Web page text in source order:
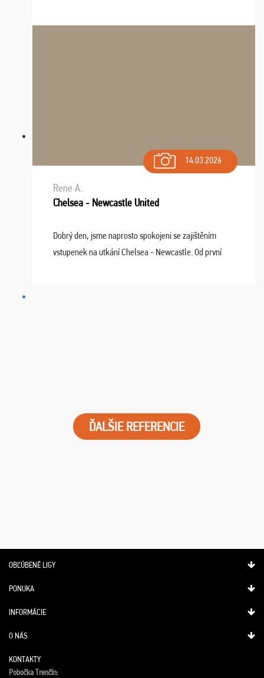
spokojnosti. Sedenie bolo dobré, štadión Barnabéu ...
14.03.2026
Rene A.
Chelsea - Newcastle United
Dobrý den, jsme naprosto spokojeni se zajištěním
vstupenek na utkání Chelsea - Newcastle. Od první
ĎALŠIE REFERENCIE
OBĽÚBENÉ LIGY
PONUKA
INFORMÁCIE
O NÁS
KONTAKTY
Pobočka Trenčín: